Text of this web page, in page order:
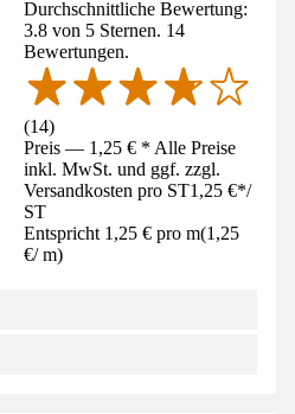
Durchschnittliche Bewertung:
3.8 von 5 Sternen. 14
Bewertungen.
(14)
Preis — 1,25 € * Alle Preise
inkl. MwSt. und ggf. zzgl.
Versandkosten pro ST1,25 €*/
ST
Entspricht 1,25 € pro m(1,25
€/ m)